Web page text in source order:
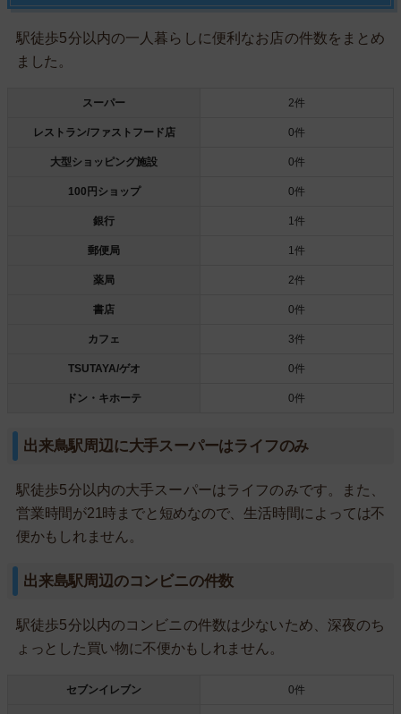
駅徒歩5分以内の一人暮らしに便利なお店の件数をまとめ
ました。
スーパー 2件
レストラン/ファストフード店 0件
大型ショッピング施設 0件
100円ショップ 0件
銀行 1件
郵便局 1件
薬局 2件
書店 0件
カフェ 3件
TSUTAYA/ゲオ 0件
ドン・キホーテ 0件
出来鳥駅周辺に大手スーパーはライフのみ
駅徒歩5分以内の大手スーパーはライフのみです。また、
営業時間が21時までと短めなので、生活時間によっては不
便かもしれません。
出来島駅周辺のコンビニの件数
駅徒歩5分以内のコンビニの件数は少ないため、深夜のち
ょっとした買い物に不便かもしれません。
セブンイレブン 0件